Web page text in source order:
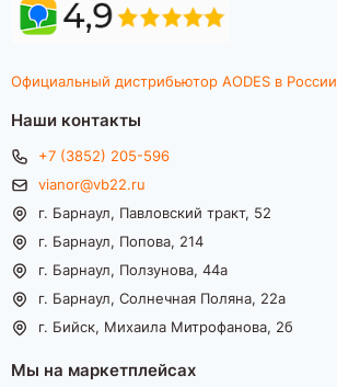
Официальный дистрибьютор AODES в России
Наши контакты
+7 (3852) 205-596
vianor@vb22.ru
г. Барнаул, Павловский тракт, 52
г. Барнаул, Попова, 214
г. Барнаул, Ползунова, 44а
г. Барнаул, Солнечная Поляна, 22а
г. Бийск, Михаила Митрофанова, 2б
Мы на маркетплейсах